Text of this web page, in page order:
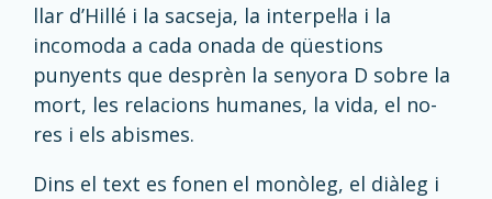
llar d’Hillé i la sacseja, la interpel·la i la
incomoda a cada onada de qüestions
punyents que desprèn la senyora D sobre la
mort, les relacions humanes, la vida, el no-
res i els abismes.
Dins el text es fonen el monòleg, el diàleg i